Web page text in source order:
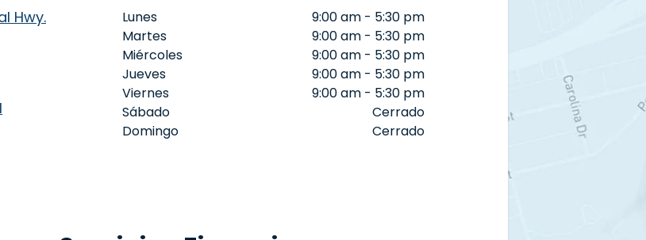
Hwy.
Lunes
9:00 am - 5:30 pm
Martes
9:00 am - 5:30 pm
Miércoles
9:00 am - 5:30 pm
Jueves
9:00 am - 5:30 pm
Viernes
9:00 am - 5:30 pm
Sábado
Cerrado
Domingo
Cerrado